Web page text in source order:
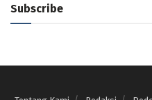
Subscribe